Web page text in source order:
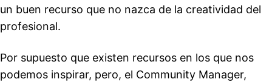
un buen recurso que no nazca de la creatividad del
profesional.
Por supuesto que existen recursos en los que nos
podemos inspirar, pero, el Community Manager,